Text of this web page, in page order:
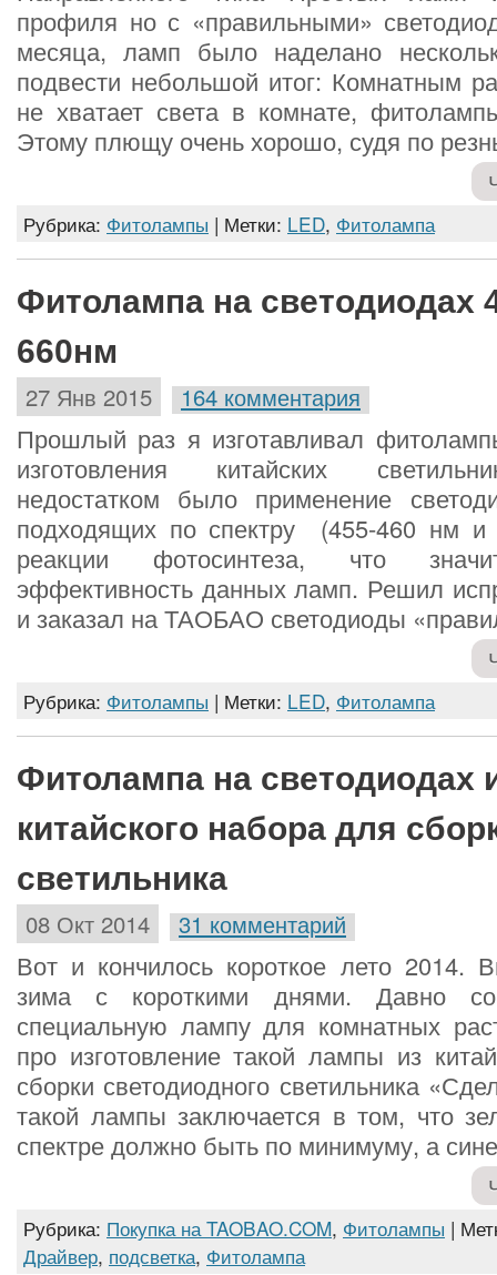
профиля но с «правильными»
месяца, ламп было наделано
подвести небольшой итог: Комнатным
не хватает света в комнате,
Этому плющу очень хорошо, судя по
Рубрика: Фитолампы | Метки: LED, Фитолампа
Фитолампа на светодиодах
660нм
27 Янв 2015 164 комментария
Прошлый раз я изготавливал
изготовления китайских
недостатком было применение
подходящих по спектру (455-460 нм
реакции фотосинтеза, что
эффективность данных ламп. Решил
и заказал на ТАОБАО светодиоды
Рубрика: Фитолампы | Метки: LED, Фитолампа
Фитолампа на светодиодах
китайского набора для
светильника
08 Окт 2014 31 комментарий
Вот и кончилось короткое лето 2014.
зима с короткими днями. Давно
специальную лампу для комнатных
про изготовление такой лампы из
сборки светодиодного светильника
такой лампы заключается в том, что
спектре должно быть по минимуму, а
Рубрика: Покупка на TAOBAO.COM, Фитолампы |
Драйвер, подсветка, Фитолампа